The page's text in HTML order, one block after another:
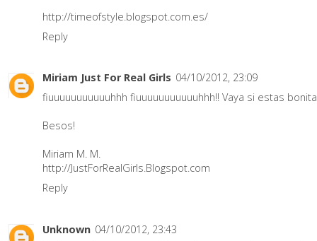
http://timeofstyle.blogspot.com.es/
Reply
Miriam Just For Real Girls 04/10/2012, 23:09
fiuuuuuuuuuuuhhh fiuuuuuuuuuuuhhh!! Vaya si estas
Besos!
Miriam M. M.
http://JustForRealGirls.Blogspot.com
Reply
Unknown 04/10/2012, 23:43